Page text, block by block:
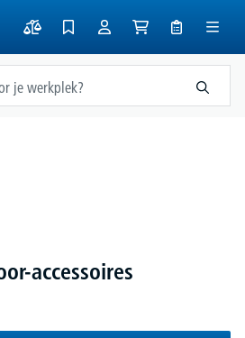
accessoires